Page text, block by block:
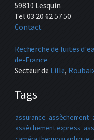
59810 Lesquin
Tel 03 20 62 57 50
Contact
Recherche de fuites
de-France
Secteur de Lille,
Tags
assurance assèchement
assèchement express